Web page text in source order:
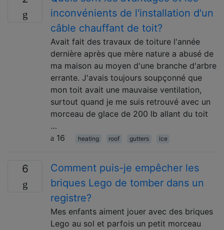
inconvénients de l'installation d'un
câble chauffant de toit?
Avait fait des travaux de toiture l'année
dernière après que mère nature a abusé de
ma maison au moyen d'une branche d'arbre
errante. J'avais toujours soupçonné que
mon toit avait une mauvaise ventilation,
surtout quand je me suis retrouvé avec un
morceau de glace de 200 lb allant du toit
…
16
heating roof gutters ice
6
Comment puis-je empêcher les
briques Lego de tomber dans un
registre?
Mes enfants aiment jouer avec des briques
Lego au sol et parfois un petit morceau